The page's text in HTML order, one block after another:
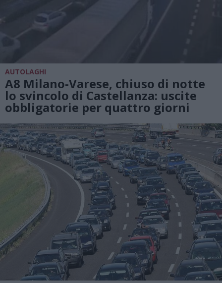
AUTOLAGHI
A8 Milano-Varese, chiuso di notte
lo svincolo di Castellanza: uscite
obbligatorie per quattro giorni